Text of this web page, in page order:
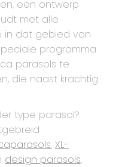
een ontwerp
met alle
in dat gebied van
programma
parasols te
die naast krachtig
type parasol?
, XL-
design parasols.